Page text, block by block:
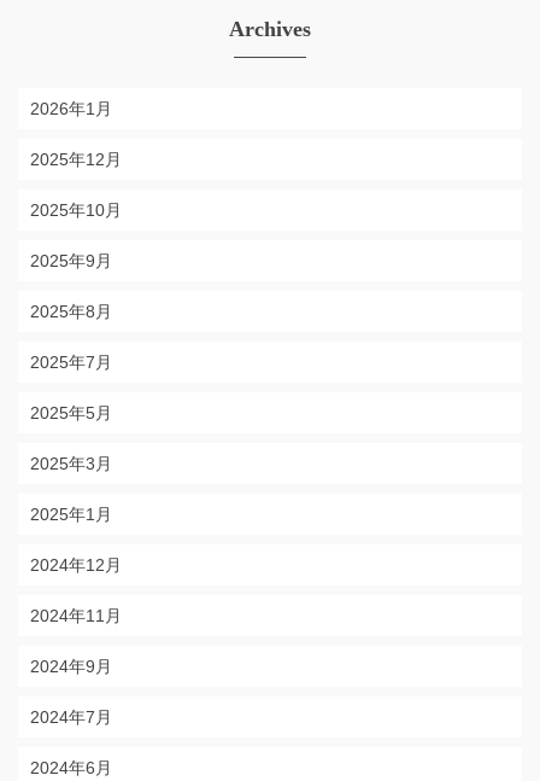
Archives
2026年1月
2025年12月
2025年10月
2025年9月
2025年8月
2025年7月
2025年5月
2025年3月
2025年1月
2024年12月
2024年11月
2024年9月
2024年7月
2024年6月